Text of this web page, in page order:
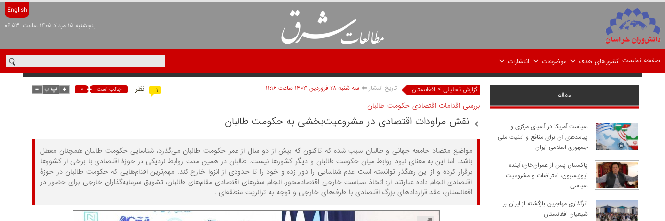
English
پنجشنبه ۱۵ مرداد ۱۴۰۵ ساعت: ۰۶:۵۳
صفحه نخست کشورهای هدف موضوعات انتشارات
گزارش تحلیلی > افغانستان تاریخ انتشار سه شنبه ۲۸ فروردين ۱۴۰۳ ساعت ۱۱:۱۶ جالب است ۰ ۱
نظر
بررسی اقدامات اقتصادی حکومت طالبان
نقش مراودات اقتصادی در مشروعیت‌بخشی به حکومت طالبان
مواضع متضاد جامعه جهانی و طالبان سبب شده که تاکنون که بیش از دو سال از عمر حکومت طالبان می‌گذرد،‌ شناسایی حکومت طالبان همچنان معطل
باشد. اما این به ‌معنای نبود روابط میان حکومت طالبان و دیگر کشورها نیست. طالبان در همین مدت روابط نزدیکی در حوزۀ اقتصادی با برخی از کشورها
برقرار کرده و از این رهگذر توانسته است عدم شناسایی را دور زده و خود را تا حدودی از انزوا خارج کند. مهم‌ترین اقدام‌هایی که حکومت طالبان در حوزۀ
اقتصادی انجام داده عبارتند از: اتخاذ سیاست خارجی اقتصادمحور،‌ انجام سفرهای اقتصادی مقام‌های طالبان، تشویق سرمایه‌گذاران خارجی برای حضور در
افغانستان، عقد قراردادهای بزرگ اقتصادی با طرف‌های خارجی و توجه به ترانزیت منطقه‌ای .
مقاله
سیاست آمریکا در آسیای مرکزی و
پیامدهای آن برای منافع و امنیت ملی
جمهوری اسلامی ایران
پاکستان پس از عمران‌خان؛ آینده
اپوزیسیون، اعتراضات و مشروعیت
سیاسی
اثرگذاری مهاجرین بازگشته از ایران بر
شیعیان افغانستان